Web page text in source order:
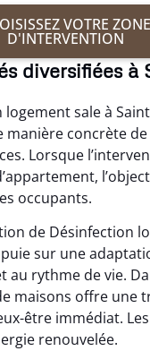
VOTRE ZONE
D'INTERVENTION
diversifiées à
logement sale à
manière concrète
Lorsque
occupants.
de Désinfection
sur une
au rythme de vie.
maisons offre une
être immédiat.
renouvelée.